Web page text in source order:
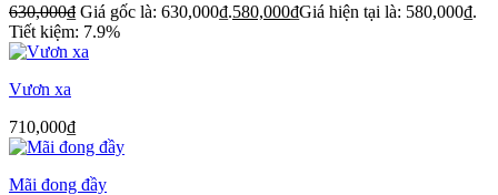
630,000₫ Giá gốc là: 630,000₫.580,000₫Giá hiện tại là: 580,000₫.
Tiết kiệm: 7.9%
Vươn xa
710,000₫
Mãi đong đầy